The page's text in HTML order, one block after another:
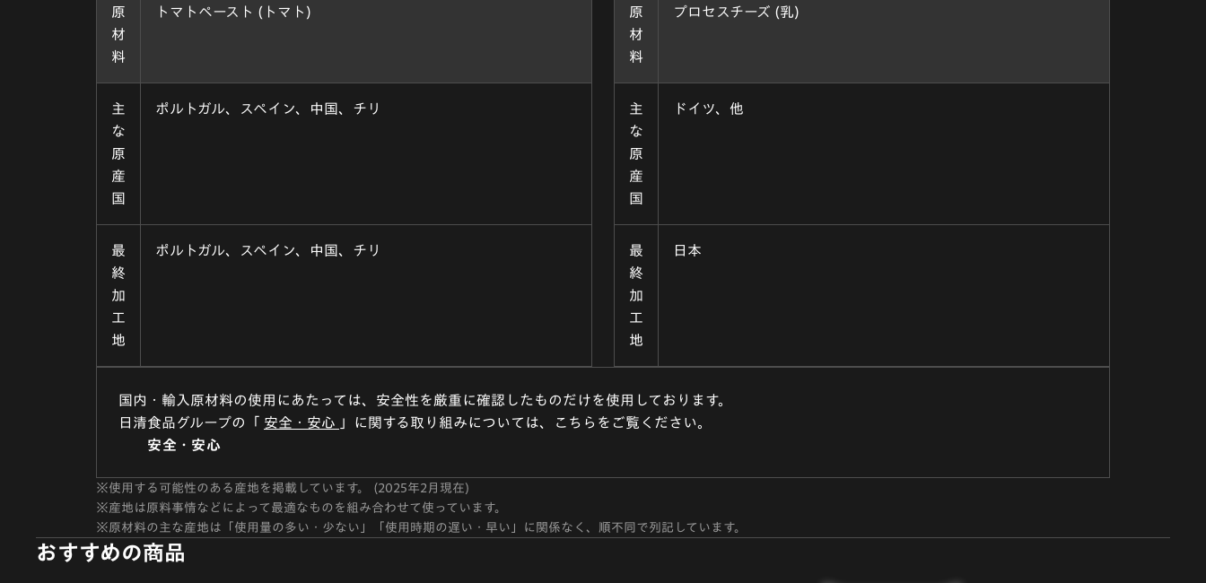
原
材
料
トマトペースト (トマト)
主
な
原
産
国
ポルトガル、スペイン、中国、チリ
最
終
加
工
地
ポルトガル、スペイン、中国、チリ
原
材
料
プロセスチーズ (乳)
主
な
原
産
国
ドイツ、他
最
終
加
工
地
日本
国内・輸入原材料の使用にあたっては、安全性を厳重に確認したものだけを使用しております。
日清食品グループの「 安全・安心 」に関する取り組みについては、こちらをご覧ください。
安全・安心
※使用する可能性のある産地を掲載しています。 (2025年2月現在)
※産地は原料事情などによって最適なものを組み合わせて使っています。
※原材料の主な産地は「使用量の多い・少ない」「使用時期の遅い・早い」に関係なく、順不同で列記しています。
おすすめの商品